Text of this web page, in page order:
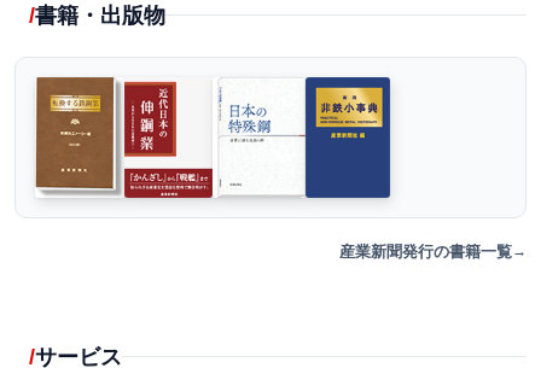
書籍・出版物
産業新聞発行の書籍一覧
サービス